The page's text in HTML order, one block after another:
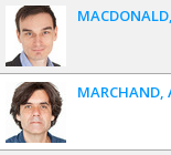
MACDONALD
MARCHAND